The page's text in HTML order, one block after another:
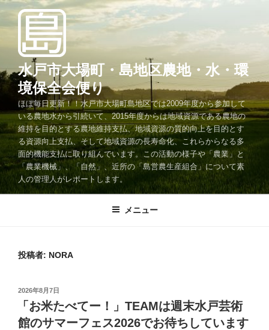
へ
ッ
プ
水戸市大場町・島地区農地・水・環
境保全会便り
ほぼ毎日更新！！水戸市大場町島地区では2009年度から参加して
いる農地水から引続いて、2015年度からは地域資源である農地の
維持を目的とする農地維持支払、地域資源の質的向上を目的とす
る資源向上支払、そして地域資源の長寿命化、これらからなる多
面的機能支払に取り組んでいます。この活動の様子や「農業」と
「農業機械」、「自然」、近所の「島営農生産組合」について素
人の管理人がレポートします。
メニュー
投稿者: NORA
投
2026年8月7日
「お米たべてー！」TEAMは週末水戸芸術
館のサマーフェス2026でお待ちしています